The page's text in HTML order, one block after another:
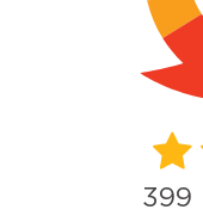
399